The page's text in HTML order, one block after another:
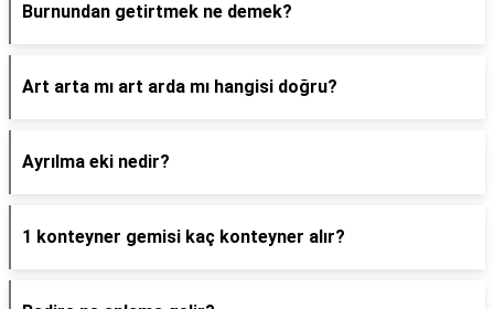
Burnundan getirtmek ne demek?
Art arta mı art arda mı hangisi doğru?
Ayrılma eki nedir?
1 konteyner gemisi kaç konteyner alır?